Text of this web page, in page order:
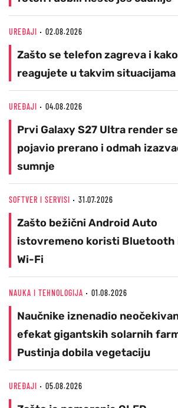
UREĐAJI 02.08.2026
Zašto se telefon zagreva i
reagujete u takvim situacijama
UREĐAJI 04.08.2026
Prvi Galaxy S27 Ultra render se
pojavio prerano i odmah
sumnje
SOFTVER I SERVISI 31.07.2026
Zašto bežični Android Auto
istovremeno koristi Bluetooth
Wi-Fi
NAUKA I TEHNOLOGIJA 01.08.2026
Naučnike iznenadio
efekat gigantskih solarnih
Pustinja dobila vegetaciju
UREĐAJI 05.08.2026